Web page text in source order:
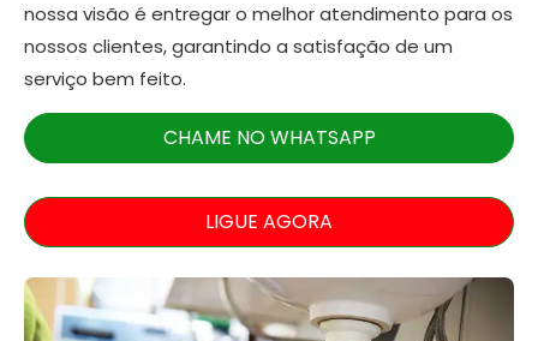
nossa visão é entregar o melhor atendimento para os
nossos clientes, garantindo a satisfação de um
serviço bem feito.
CHAME NO WHATSAPP
LIGUE AGORA